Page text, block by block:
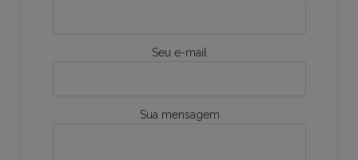
Seu e-mail
Sua mensagem